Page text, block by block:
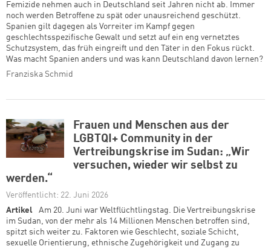
Femizide nehmen auch in Deutschland seit Jahren nicht ab. Immer
noch werden Betroffene zu spät oder unausreichend geschützt.
Spanien gilt dagegen als Vorreiter im Kampf gegen
geschlechtsspezifische Gewalt und setzt auf ein eng vernetztes
Schutzsystem, das früh eingreift und den Täter in den Fokus rückt.
Was macht Spanien anders und was kann Deutschland davon lernen?
Franziska Schmid
Frauen und Menschen aus der
LGBTQI+ Community in der
Vertreibungskrise im Sudan: „Wir
versuchen, wieder wir selbst zu
werden.“
Veröffentlicht: 22. Juni 2026
Artikel
Am 20. Juni war Weltflüchtlingstag. Die Vertreibungskrise
im Sudan, von der mehr als 14 Millionen Menschen betroffen sind,
spitzt sich weiter zu. Faktoren wie Geschlecht, soziale Schicht,
sexuelle Orientierung, ethnische Zugehörigkeit und Zugang zu